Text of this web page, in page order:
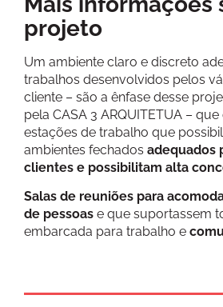
projeto
Um ambiente claro e discreto
trabalhos desenvolvidos pelos
cliente – são a ênfase desse
pela CASA 3 ARQUITETUA –
estações de trabalho que
ambientes fechados adequados
clientes e possibilitam alta
Salas de reuniões para
de pessoas e que suportassem
embarcada para trabalho e